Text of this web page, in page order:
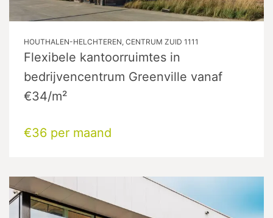
HOUTHALEN-HELCHTEREN, CENTRUM ZUID 1111
Flexibele kantoorruimtes in
bedrijvencentrum Greenville vanaf
€34/m²
€36 per maand